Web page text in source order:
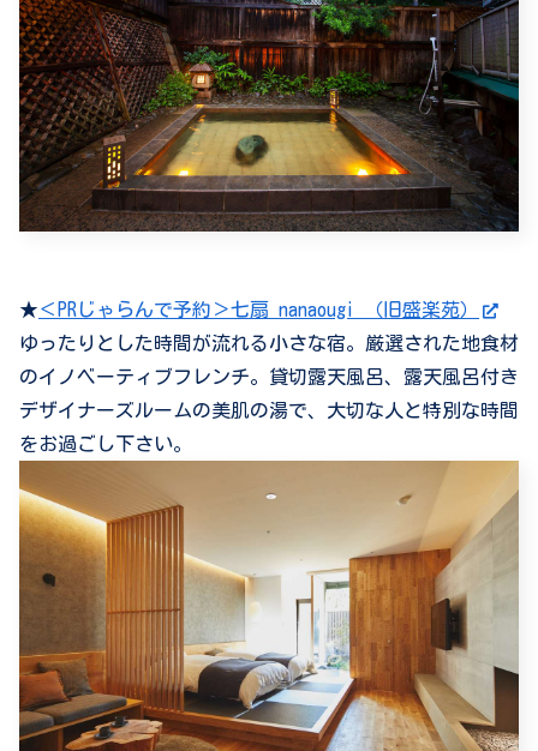
★＜PRじゃらんで予約＞七扇 nanaougi （旧盛楽苑）
ゆったりとした時間が流れる小さな宿。厳選された地食材
のイノベーティブフレンチ。貸切露天風呂、露天風呂付き
デザイナーズルームの美肌の湯で、大切な人と特別な時間
をお過ごし下さい。